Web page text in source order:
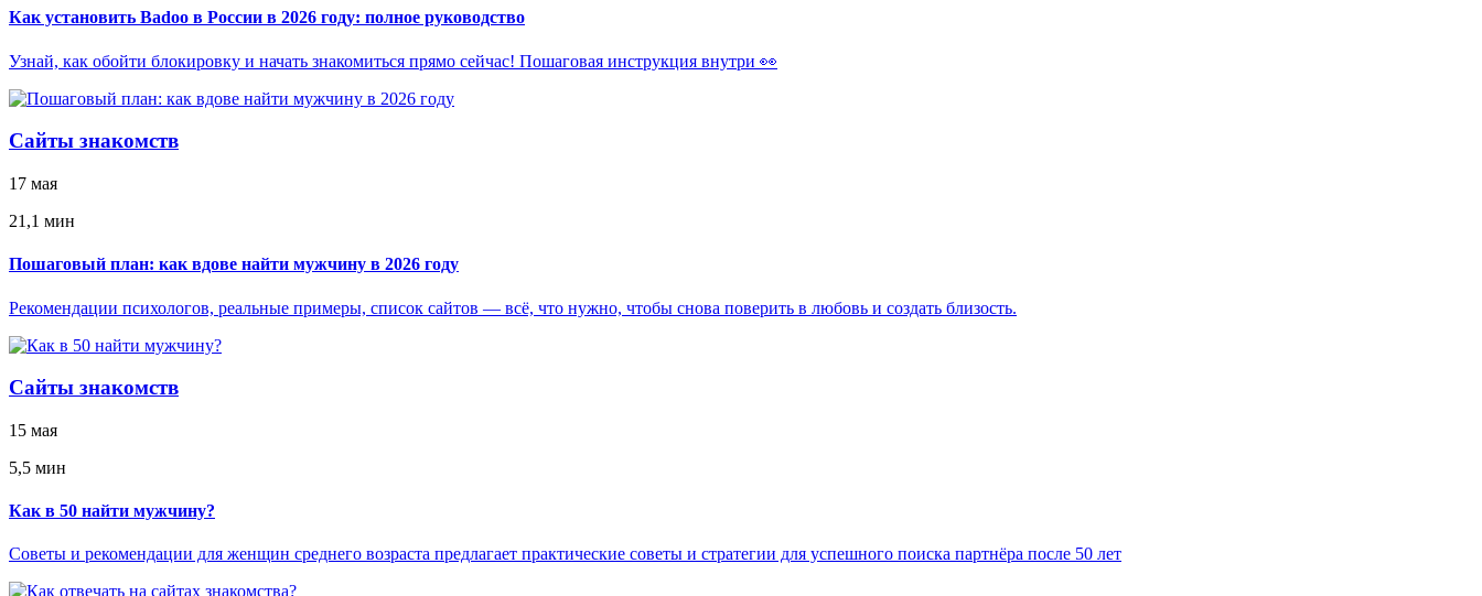
Как установить Badoo в России в 2026 году: полное руководство
Узнай, как обойти блокировку и начать знакомиться прямо сейчас! Пошаговая инструкция внутри 👀
Сайты знакомств
17 мая
21,1 мин
Пошаговый план: как вдове найти мужчину в 2026 году
Рекомендации психологов, реальные примеры, список сайтов — всё, что нужно, чтобы снова поверить в любовь и создать близость.
Сайты знакомств
15 мая
5,5 мин
Как в 50 найти мужчину?
Советы и рекомендации для женщин среднего возраста предлагает практические советы и стратегии для успешного поиска партнёра после 50 лет